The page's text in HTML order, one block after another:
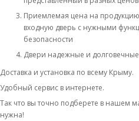
Приемлемая цена на
входную дверь с нужными
безопасности
Двери надежные и
Доставка и установка по всему Крыму.
Удобный сервис в интернете.
Так что вы точно подберете в нашем
нужна!